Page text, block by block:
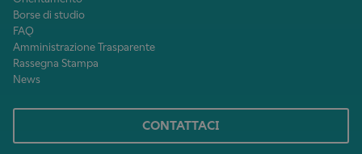
Borse di studio
FAQ
Amministrazione Trasparente
Rassegna Stampa
News
CONTATTACI